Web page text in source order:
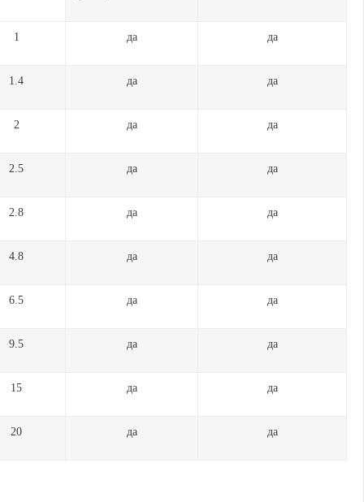
1 да да
1.4 да да
2 да да
2.5 да да
2.8 да да
4.8 да да
6.5 да да
9.5 да да
15 да да
20 да да